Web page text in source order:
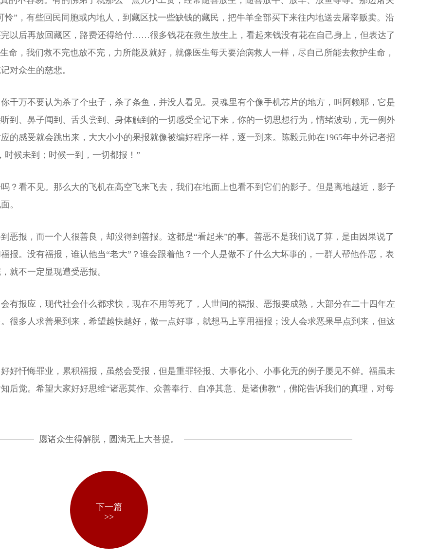
”，有些回民同胞或内地人，到藏区找一些缺钱的藏民，把牛羊全部买下来往内地送去屠宰贩卖。沿
以后再放回藏区，路费还得给付……很多钱花在救生放生上，看起来钱没有花在自己身上，但表达了
命，我们救不完也放不完，力所能及就好，就像医生每天要治病救人一样，尽自己所能去救护生命，
对众生的慈悲。
千万不要认为杀了个虫子，杀了条鱼，并没人看见。灵魂里有个像手机芯片的地方，叫阿赖耶，它是
到、鼻子闻到、舌头尝到、身体触到的一切感受全记下来，你的一切思想行为，情绪波动，无一例外
的感受就会跳出来，大大小小的果报就像被编好程序一样，逐一到来。陈毅元帅在1965年中外记者招
候未到；时候一到，一切都报！”
？看不见。那么大的飞机在高空飞来飞去，我们在地面上也看不到它们的影子。但是离地越近，影子
。
恶报，而一个人很善良，却没得到善报。这都是“看起来”的事。善恶不是我们说了算，是由因果说了
报。没有福报，谁认他当“老大”？谁会跟着他？一个人是做不了什么大坏事的，一群人帮他作恶，表
就不一定显现遭受恶报。
有报应，现代社会什么都求快，现在不用等死了，人世间的福报、恶报要成熟，大部分在二十四年左
很多人求善果到来，希望越快越好，做一点好事，就想马上享用福报；没人会求恶果早点到来，但这
好忏悔罪业，累积福报，虽然会受报，但是重罪轻报、大事化小、小事化无的例子屡见不鲜。福虽未
后觉。希望大家好好思维“诸恶莫作、众善奉行、自净其意、是诸佛教”，佛陀告诉我们的真理，对每
愿诸众生得解脱，圆满无上大菩提。
下一篇
>>